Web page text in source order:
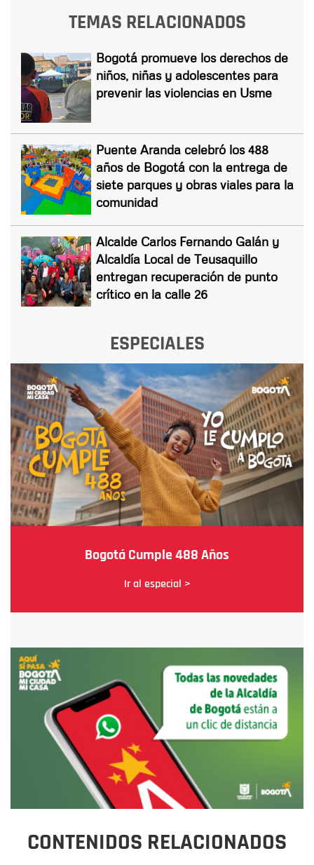
TEMAS RELACIONADOS
Bogotá promueve los derechos de
niños, niñas y adolescentes para
prevenir las violencias en Usme
Puente Aranda celebró los 488
años de Bogotá con la entrega de
siete parques y obras viales para la
comunidad
Alcalde Carlos Fernando Galán y
Alcaldía Local de Teusaquillo
entregan recuperación de punto
crítico en la calle 26
ESPECIALES
Bogotá Cumple 488 Años
Ir al especial >
CONTENIDOS RELACIONADOS